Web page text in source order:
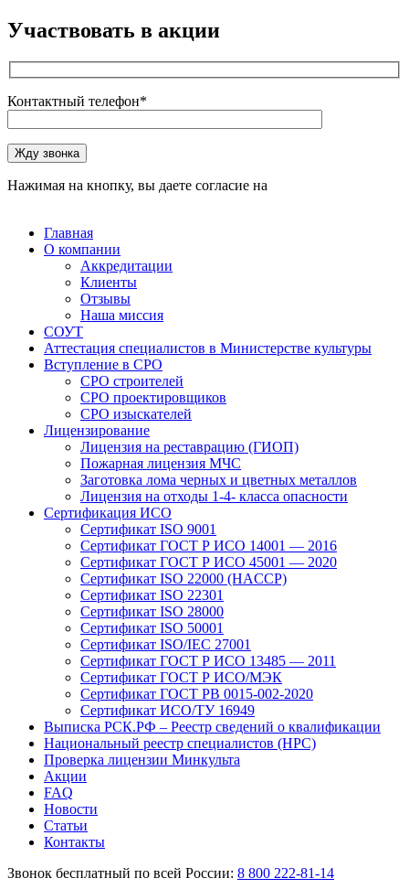
Участвовать в акции
Контактный телефон*
Оставьте это поле пустым.
Жду звонка
Нажимая на кнопку, вы даете согласие на
Главная
О компании
Аккредитации
Клиенты
Отзывы
Наша миссия
СОУТ
Аттестация специалистов в Министерстве культуры
Вступление в СРО
СРО строителей
СРО проектировщиков
СРО изыскателей
Лицензирование
Лицензия на реставрацию (ГИОП)
Пожарная лицензия МЧС
Заготовка лома черных и цветных металлов
Лицензия на отходы 1-4- класса опасности
Сертификация ИСО
Сертификат ISO 9001
Сертификат ГОСТ Р ИСО 14001 — 2016
Сертификат ГОСТ Р ИСО 45001 — 2020
Сертификат ISO 22000 (HACCP)
Сертификат ISO 22301
Сертификат ISO 28000
Сертификат ISO 50001
Сертификат ISO/IEC 27001
Сертификат ГОСТ Р ИСО 13485 — 2011
Сертификат ГОСТ Р ИСО/МЭК
Сертификат ГОСТ РВ 0015-002-2020
Сертификат ИСО/ТУ 16949
Выписка РСК.РФ – Реестр сведений о квалификации
Национальный реестр специалистов (НРС)
Проверка лицензии Минкульта
Акции
FAQ
Новости
Статьи
Контакты
Звонок бесплатный по всей России: 8 800 222-81-14